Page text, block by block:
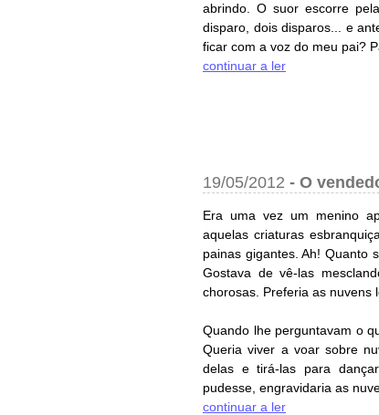
abrindo. O suor escorre
disparo, dois disparos... e
ficar com a voz do meu pai?
continuar a ler
19/05/2012 - O
Era uma vez um menino
aquelas criaturas
painas gigantes. Ah! Quanto
Gostava de vê-las
chorosas. Preferia as nuvens
Quando lhe perguntavam o
Queria viver a voar sobre
delas e tirá-las para
pudesse, engravidaria as
continuar a ler